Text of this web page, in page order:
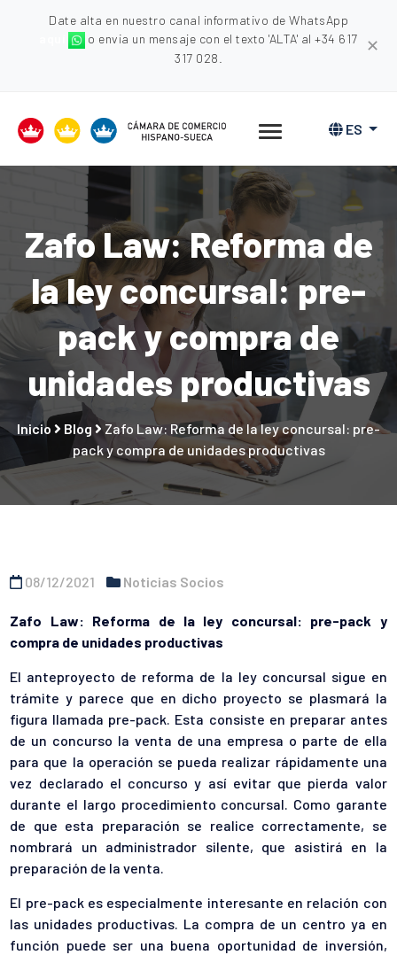
Date alta en nuestro canal informativo de WhatsApp
o envia un mensaje con el texto 'ALTA' al +34 617
317 028.
✕
ES
Zafo Law: Reforma de
la ley concursal: pre-
pack y compra de
unidades productivas
Inicio Blog
Zafo Law: Reforma de la ley concursal: pre-
pack y compra de unidades productivas
08/12/2021 Noticias Socios
Zafo Law: Reforma de la ley concursal: pre-pack y
compra de unidades productivas
El anteproyecto de reforma de la ley concursal sigue en
trámite y parece que en dicho proyecto se plasmará la
figura llamada pre-pack. Esta consiste en preparar antes
de un concurso la venta de una empresa o parte de ella
para que la operación se pueda realizar rápidamente una
vez declarado el concurso y así evitar que pierda valor
durante el largo procedimiento concursal. Como garante
de que esta preparación se realice correctamente, se
nombrará un administrador silente, que asistirá en la
preparación de la venta.
El pre-pack es especialmente interesante en relación con
las unidades productivas. La compra de un centro ya en
función puede ser una buena oportunidad de inversión,